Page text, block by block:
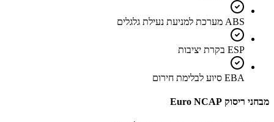
ABS מערכת למניעת נעילת גלגלים
ESP בקרת יציבות
EBA סיוע לבלימת חירום
מבחני ריסוק Euro NCAP